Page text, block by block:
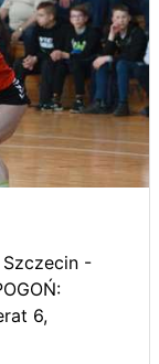
Szczecin -
6,